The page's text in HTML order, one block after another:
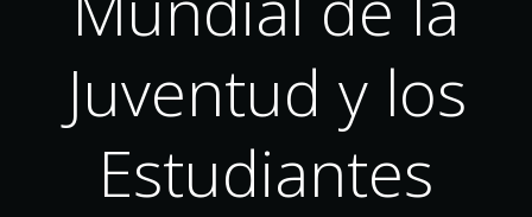
Juventud y los
Estudiantes